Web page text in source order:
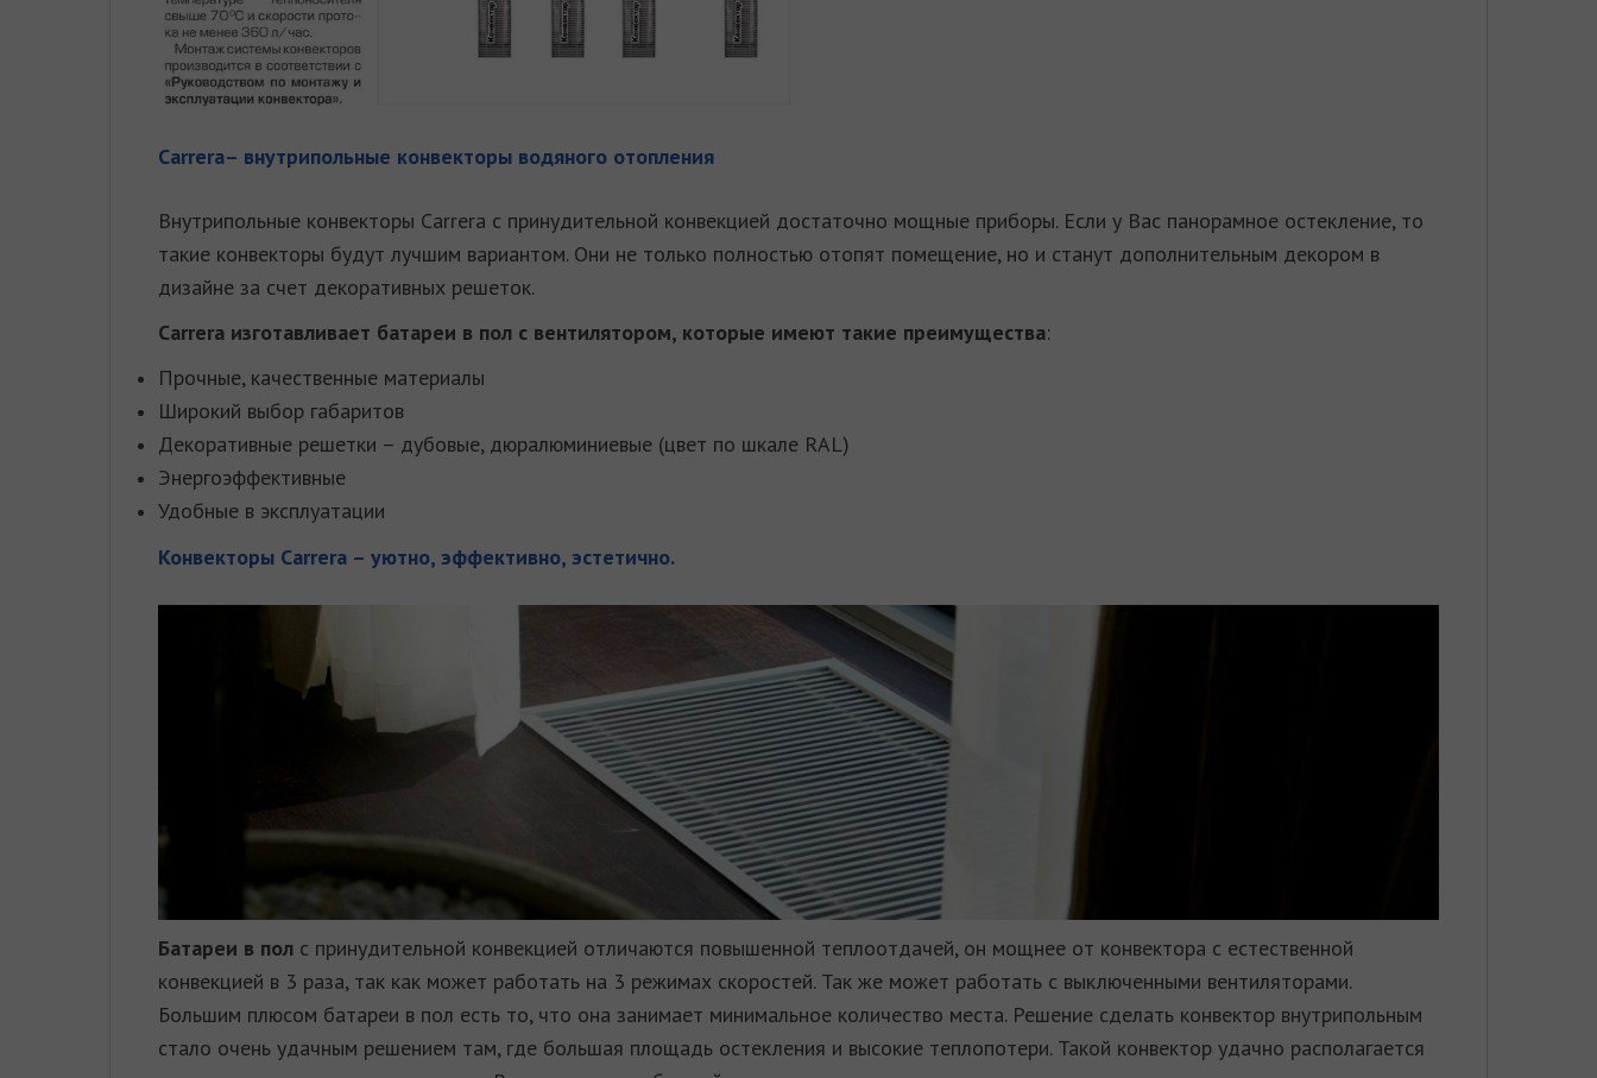
Carrera– внутрипольные конвекторы водяного отопления
Внутрипольные конвекторы Carrera с принудительной конвекцией достаточно мощные приборы. Если у Вас панорамное остекление, то
такие конвекторы будут лучшим вариантом. Они не только полностью отопят помещение, но и станут дополнительным декором в
дизайне за счет декоративных решеток.
Carrerа изготавливает батареи в пол с вентилятором, которые имеют такие преимущества:
Прочные, качественные материалы
Широкий выбор габаритов
Декоративные решетки – дубовые, дюралюминиевые (цвет по шкале RAL)
Энергоэффективные
Удобные в эксплуатации
Конвекторы Carrera – уютно, эффективно, эстетично.
Батареи в пол с принудительной конвекцией отличаются повышенной теплоотдачей, он мощнее от конвектора с естественной
конвекцией в 3 раза, так как может работать на 3 режимах скоростей. Так же может работать с выключенными вентиляторами.
Большим плюсом батареи в пол есть то, что она занимает минимальное количество места. Решение сделать конвектор внутрипольным
стало очень удачным решением там, где большая площадь остекления и высокие теплопотери. Такой конвектор удачно располагается